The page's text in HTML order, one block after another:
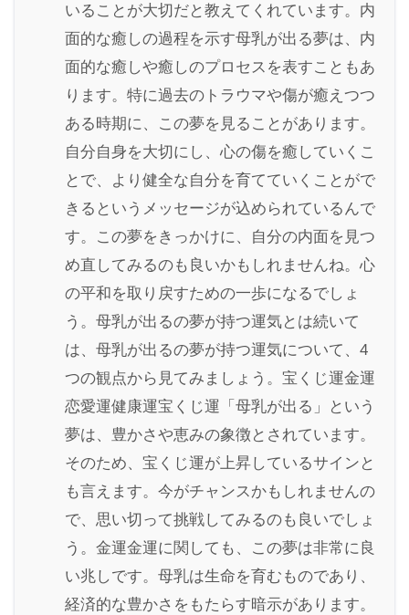
いることが大切だと教えてくれています。内
面的な癒しの過程を示す母乳が出る夢は、内
面的な癒しや癒しのプロセスを表すこともあ
ります。特に過去のトラウマや傷が癒えつつ
ある時期に、この夢を見ることがあります。
自分自身を大切にし、心の傷を癒していくこ
とで、より健全な自分を育てていくことがで
きるというメッセージが込められているんで
す。この夢をきっかけに、自分の内面を見つ
め直してみるのも良いかもしれませんね。心
の平和を取り戻すための一歩になるでしょ
う。母乳が出るの夢が持つ運気とは続いて
は、母乳が出るの夢が持つ運気について、4
つの観点から見てみましょう。宝くじ運金運
恋愛運健康運宝くじ運「母乳が出る」という
夢は、豊かさや恵みの象徴とされています。
そのため、宝くじ運が上昇しているサインと
も言えます。今がチャンスかもしれませんの
で、思い切って挑戦してみるのも良いでしょ
う。金運金運に関しても、この夢は非常に良
い兆しです。母乳は生命を育むものであり、
経済的な豊かさをもたらす暗示があります。